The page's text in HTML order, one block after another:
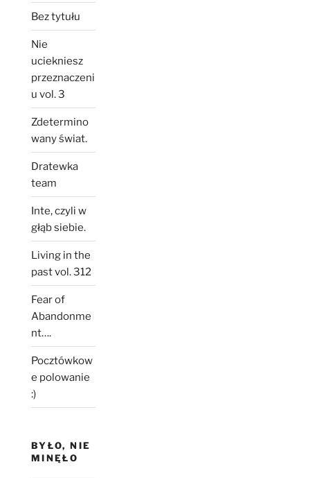
Bez tytułu
Nie
uciekniesz
przeznaczeni
u vol. 3
Zdetermino
wany świat.
Dratewka
team
Inte, czyli w
głąb siebie.
Living in the
past vol. 312
Fear of
Abandonme
nt….
Pocztówkow
e polowanie
:)
BYŁO, NIE
MINĘŁO